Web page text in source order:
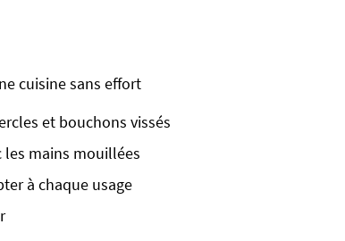
cuisine sans effort
et bouchons vissés
les mains mouillées
à chaque usage